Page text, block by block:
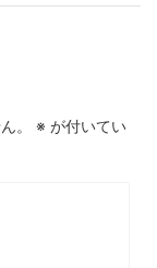
。 ※ が付いてい